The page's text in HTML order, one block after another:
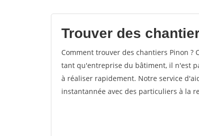
Trouver des
Comment trouver des chantiers Pinon ?
tant qu'entreprise du bâtiment, il n'est
à réaliser rapidement. Notre service
instantannée avec des particuliers à la